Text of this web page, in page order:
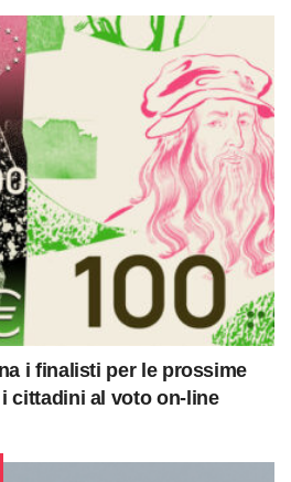
i finalisti per le prossime
cittadini al voto on-line